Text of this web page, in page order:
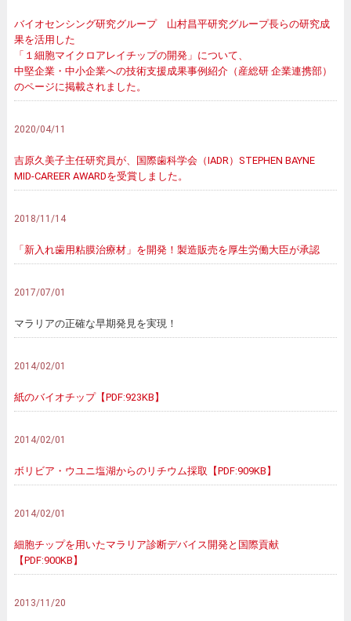
バイオセンシング研究グループ 山村昌平研究グループ長らの研究成
果を活用した
「１細胞マイクロアレイチップの開発」について、
中堅企業・中小企業への技術支援成果事例紹介（産総研 企業連携部）
のページに掲載されました。
2020/04/11
吉原久美子主任研究員が、国際歯科学会（IADR）STEPHEN BAYNE
MID-CAREER AWARDを受賞しました。
2018/11/14
「新入れ歯用粘膜治療材」を開発！製造販売を厚生労働大臣が承認
2017/07/01
マラリアの正確な早期発見を実現！
2014/02/01
紙のバイオチップ【PDF:923KB】
2014/02/01
ボリビア・ウユニ塩湖からのリチウム採取【PDF:909KB】
2014/02/01
細胞チップを用いたマラリア診断デバイス開発と国際貢献
【PDF:900KB】
2013/11/20